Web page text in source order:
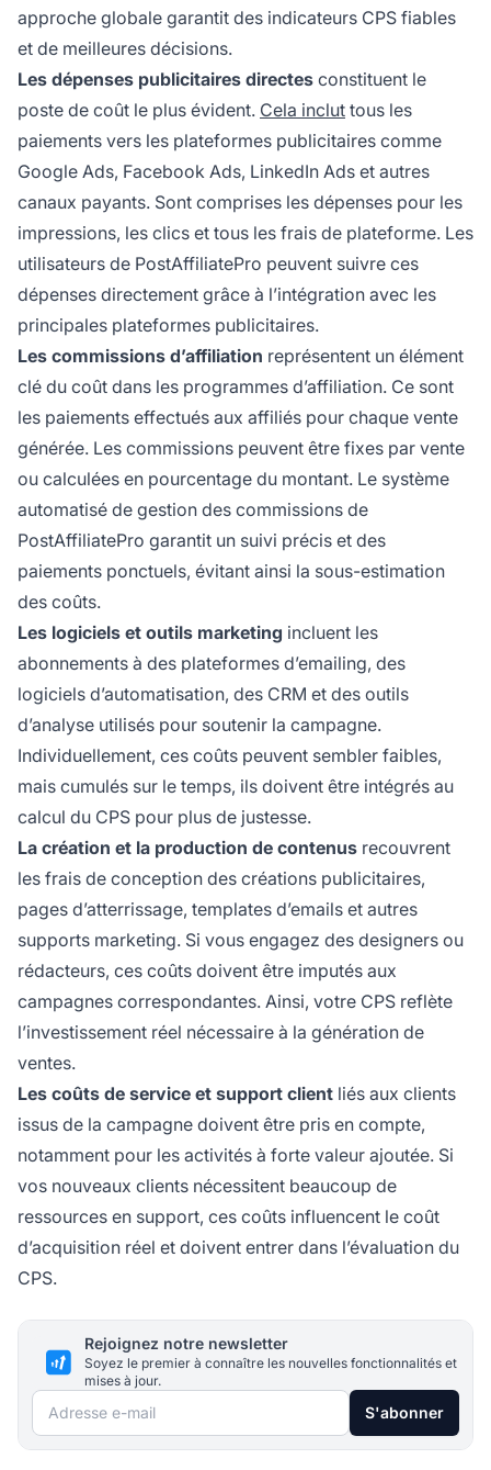
approche globale garantit des indicateurs CPS fiables
et de meilleures décisions.
Les dépenses publicitaires directes constituent le
poste de coût le plus évident. Cela inclut tous les
paiements vers les plateformes publicitaires comme
Google Ads, Facebook Ads, LinkedIn Ads et autres
canaux payants. Sont comprises les dépenses pour les
impressions, les clics et tous les frais de plateforme. Les
utilisateurs de PostAffiliatePro peuvent suivre ces
dépenses directement grâce à l’intégration avec les
principales plateformes publicitaires.
Les commissions d’affiliation représentent un élément
clé du coût dans les programmes d’affiliation. Ce sont
les paiements effectués aux affiliés pour chaque vente
générée. Les commissions peuvent être fixes par vente
ou calculées en pourcentage du montant. Le système
automatisé de gestion des commissions de
PostAffiliatePro garantit un suivi précis et des
paiements ponctuels, évitant ainsi la sous-estimation
des coûts.
Les logiciels et outils marketing incluent les
abonnements à des plateformes d’emailing, des
logiciels d’automatisation, des CRM et des outils
d’analyse utilisés pour soutenir la campagne.
Individuellement, ces coûts peuvent sembler faibles,
mais cumulés sur le temps, ils doivent être intégrés au
calcul du CPS pour plus de justesse.
La création et la production de contenus recouvrent
les frais de conception des créations publicitaires,
pages d’atterrissage, templates d’emails et autres
supports marketing. Si vous engagez des designers ou
rédacteurs, ces coûts doivent être imputés aux
campagnes correspondantes. Ainsi, votre CPS reflète
l’investissement réel nécessaire à la génération de
ventes.
Les coûts de service et support client liés aux clients
issus de la campagne doivent être pris en compte,
notamment pour les activités à forte valeur ajoutée. Si
vos nouveaux clients nécessitent beaucoup de
ressources en support, ces coûts influencent le coût
d’acquisition réel et doivent entrer dans l’évaluation du
CPS.
Rejoignez notre newsletter
Soyez le premier à connaître les nouvelles fonctionnalités et
mises à jour.
Adresse e-mail S'abonner